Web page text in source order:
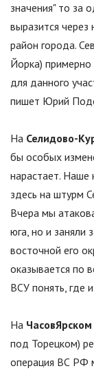
значения"то за
выразится
район города.
Йорка)
для данного
пишет Юрий
На Селидово-
бы особых
нарастает. Наше
здесь на штурм
Вчера мы
юга, но и заняли
восточной его
оказывается по
ВСУ понять, где
На
под Торецком)
операция ВС РФ